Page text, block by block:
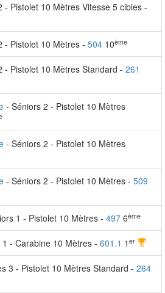
- Pistolet 10 Mètres Vitesse 5 cibles -
- Pistolet 10 Mètres - 504 10ème
- Pistolet 10 Mètres Standard - 261
- Séniors 2 - Pistolet 10 Mètres
- Séniors 2 - Pistolet 10 Mètres
- Séniors 2 - Pistolet 10 Mètres - 509
1 - Pistolet 10 Mètres - 497 6ème
- Carabine 10 Mètres - 601.1 1 er
3 - Pistolet 10 Mètres Standard - 264